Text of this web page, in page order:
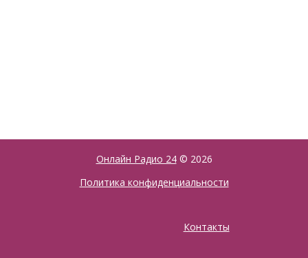
Онлайн Радио 24© 2026
Политика конфиденциальности
Контакты